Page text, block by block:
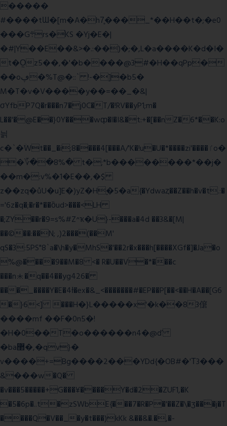
�����
#����tƜ�[m�A�h7̥���_*��H��t�;�e0
���G܊rs�֗KS �Yj�E�|
�#|Y��E��&>�.:��)�;�,L�a����K�d�I�
t�O͖z5��,�'�b����@3#�H��qPp�
��oڥ�%T@�::` !-�]�b5�
M�T�v�V����y��=��_�&|
σYfbP7Q�r���n7�j0C�T/�!RV��yP1;m�
L��'�@E��}0Y���wȹ�l�I&�t:+�[��nZ�6*��K:o
늵
c�`�ۨWt��_�i;8����4[���A/'K�!u�U�*����zi'����ٵo�
�؆��8%� t�;*b��������*��j�
��m�:v%�1�E��,�$
z��zq�ůU�u]E�)yZ�Hׇ�5�a{�Ydwaȥ��Z��h�v�t.:�
='6z�q�;�r�*��ȍud>���<LH
�;ZY��r�9=s%#Z^ҡ�U}-���a�4d ��3&�[M|
��©��:��N; ,)2���(��M'
qS�3:5PS"8`a�\h�y�MhS�'��2r�x���h[����XGf�]�Ja�o
%@����9��M�8 <� R�U��V�*���c
���n⯸�q��4��yg426�
���_����Y�E�4Ɨ�ex�&_<�������#�EP��P[��<��H�A��[G6
�}6<] ���H�}L�����x'�k��83僒
����mf ��F�0n5�!
�H�0��T�o������n4�@ď
�ba޲�,�qv}�
v����+=Bg����2���YDd{�OB#�'Τ3���
&���w�Q�
�v���5�����+G���¥����Y�d�2�ZUF1,�K
�5�6p�..t�zSWbE{���7�R�P�'��Z�\�ʒ���j�T
����Q�V��_�y�t���)kKk &��&�.�,�-